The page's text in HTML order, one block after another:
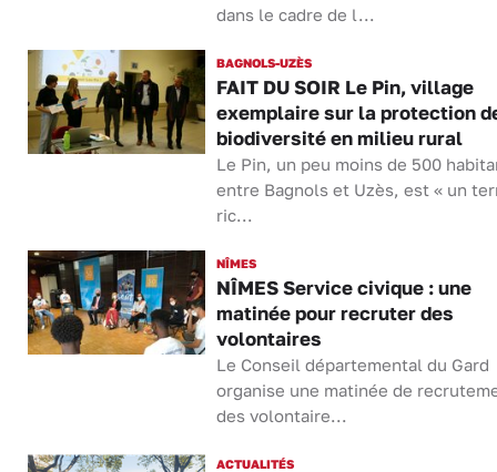
dans le cadre de l...
BAGNOLS-UZÈS
FAIT DU SOIR Le Pin, village
exemplaire sur la protection
biodiversité en milieu rural
Le Pin, un peu moins de 500
entre Bagnols et Uzès, est « un
ric...
NÎMES
NÎMES Service civique : une
matinée pour recruter des
volontaires
Le Conseil départemental du Gard
organise une matinée de
des volontaire...
ACTUALITÉS